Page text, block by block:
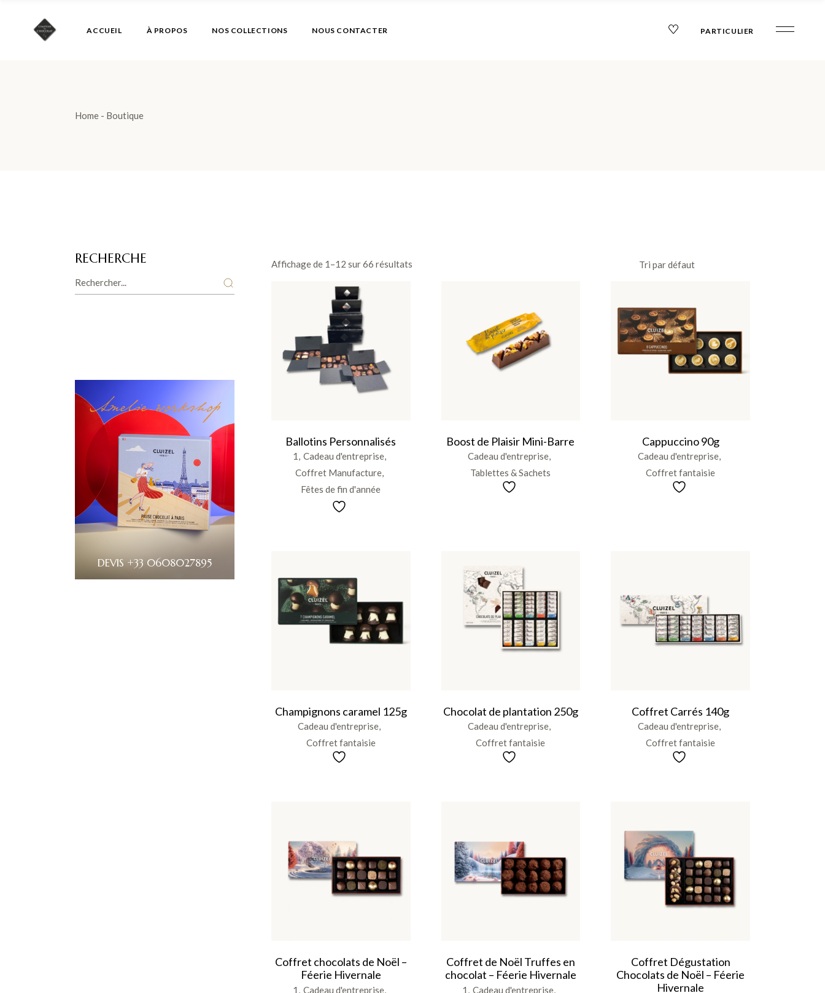
ACCUEIL À PROPOS NOS COLLECTIONS NOUS CONTACTER PARTICULIER
Home Boutique
Affichage de 1–12 sur 66 résultats Tri par défaut
Ce
produit
a
plusieurs
variations.
sur
la
du
Ballotins Personnalisés
1 Cadeau d'entreprise
Coffret Manufacture
Fêtes de fin d'année
Boost de Plaisir Mini-Barre
Cadeau d'entreprise
Tablettes & Sachets
Cappuccino 90g
Cadeau d'entreprise
Coffret fantaisie
Champignons caramel 125g
Cadeau d'entreprise
Coffret fantaisie
Chocolat de plantation 250g
Cadeau d'entreprise
Coffret fantaisie
Coffret Carrés 140g
Cadeau d'entreprise
Coffret fantaisie
Coffret chocolats de Noël –
Féerie Hivernale
1 Cadeau d'entreprise
Coffret de Noël Truffes en
chocolat – Féerie Hivernale
1 Cadeau d'entreprise
Coffret Dégustation
Chocolats de Noël – Féerie
Hivernale
RECHERCHE
Amelie workshop
DEVIS +33 0608027895